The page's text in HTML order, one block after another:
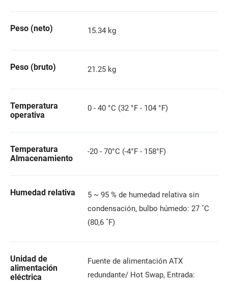
Peso (neto) 15.34 kg
Peso (bruto) 21.25 kg
Temperatura
operativa
0 - 40 °C (32 °F - 104 °F)
Temperatura
Almacenamiento
-20 - 70°C (-4°F - 158°F)
Humedad relativa
5 ~ 95 % de humedad relativa sin
condensación, bulbo húmedo: 27 ˚C
(80,6 ˚F)
Unidad de
alimentación
eléctrica
Fuente de alimentación ATX
redundante/ Hot Swap, Entrada: